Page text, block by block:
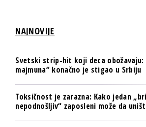
NAJNOVIJE
Svetski strip-hit koji deca
majmuna“ konačno je stigao u Srbiju
Toksičnost je zarazna: Kako jedan
nepodnošljiv“ zaposleni može da